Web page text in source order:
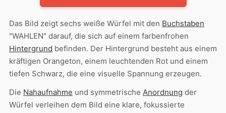
Das Bild zeigt sechs weiße Würfel mit den Buchstaben
"WAHLEN" darauf, die sich auf einem farbenfrohen
Hintergrund befinden. Der Hintergrund besteht aus einem
kräftigen Orangeton, einem leuchtenden Rot und einem
tiefen Schwarz, die eine visuelle Spannung erzeugen.
Die Nahaufnahme und symmetrische Anordnung der
Würfel verleihen dem Bild eine klare, fokussierte